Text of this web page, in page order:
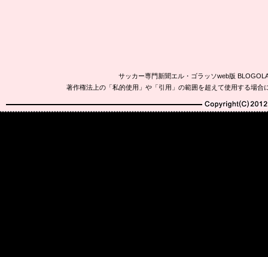
サッカー専門新聞エル・ゴラッソweb版
著作権法上の「私的使用」や「引用」の範囲を超えて使用する場
Copyright(C)2010-